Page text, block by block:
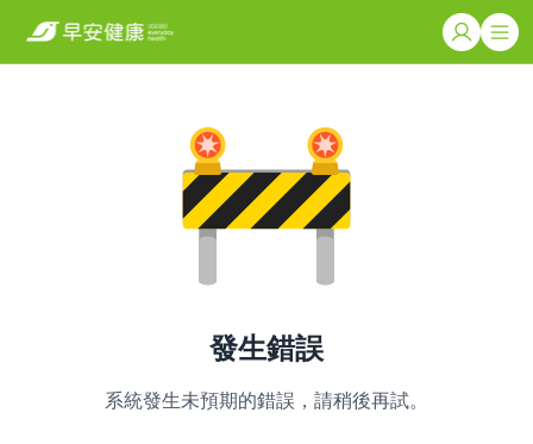
發生錯誤
系統發生未預期的錯誤，請稍後再試。